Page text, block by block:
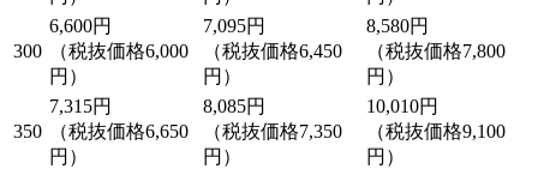
300
6,600円
（税抜価格6,000
円）
7,095円
（税抜価格6,450
円）
8,580円
（税抜価格7,800
円）
350
7,315円
（税抜価格6,650
円）
8,085円
（税抜価格7,350
円）
10,010円
（税抜価格9,100
円）